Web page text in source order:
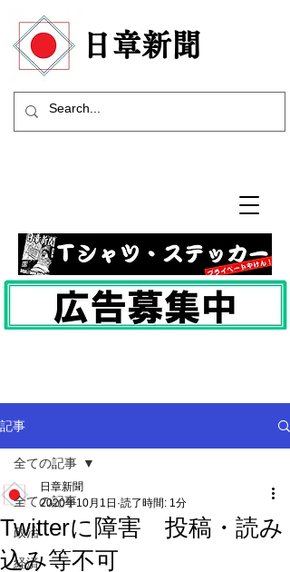
​日章新聞
記事
全ての記事
政治
経済
全ての記事
Twitterに障害 投稿・読み
込み等不可
日章新聞
2020年10月1日 読了時間: 1分